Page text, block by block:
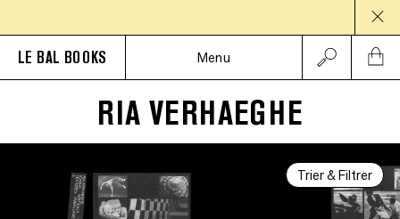
LE BAL BOOKS Menu
RIA VERHAEGHE
Trier & Filtrer